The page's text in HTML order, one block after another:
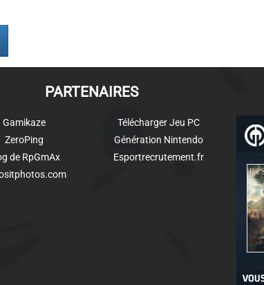
PARTENAIRES
Gamikaze
ZeroPing
de RpGmAx
Télécharger Jeu PC
Génération Nintendo
Esportrecrutement.fr